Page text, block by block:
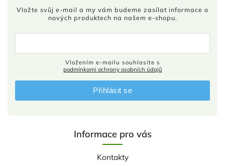
Informace pro vás
Kontakty
Vložte svůj e-mail a my vám budeme zasílat informace o
nových produktech na našem e-shopu.
podmínkami ochrany osobních údajů
Přihlásit se